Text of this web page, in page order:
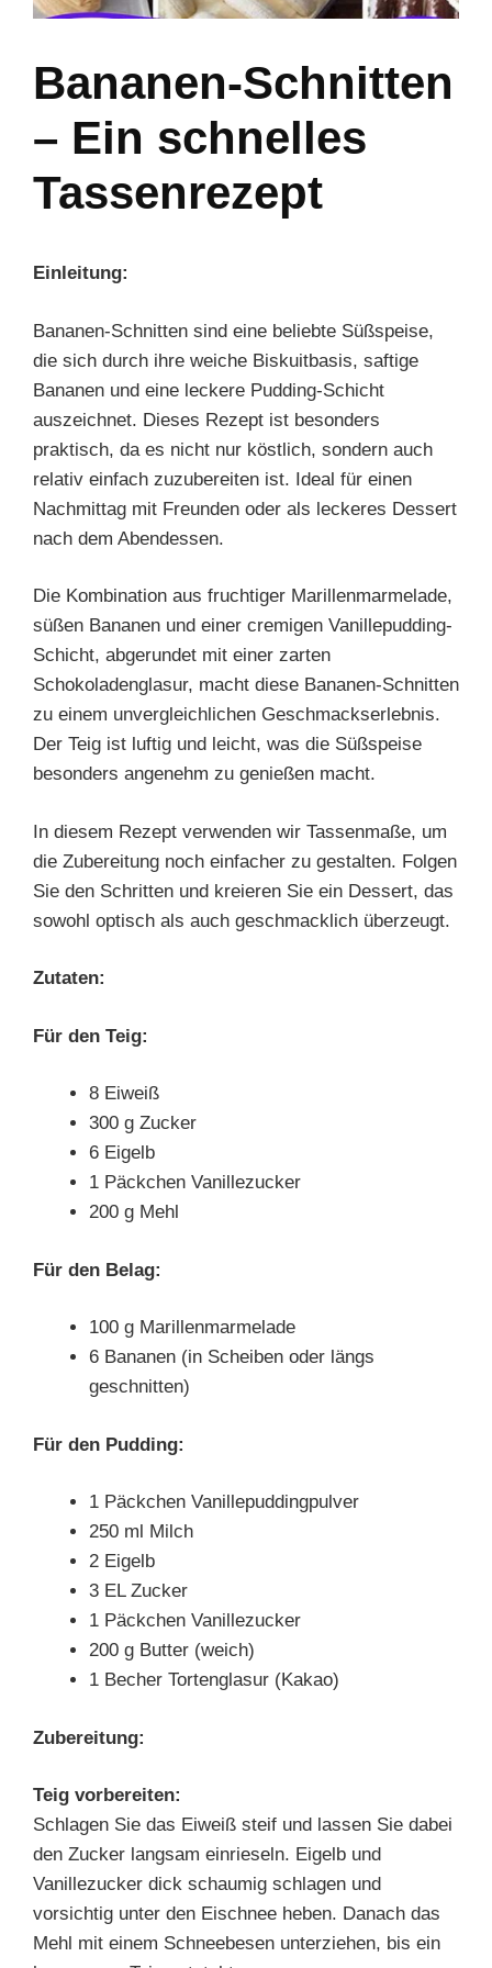
Bananen-Schnitten
– Ein schnelles
Tassenrezept
Einleitung:
Bananen-Schnitten sind eine beliebte Süßspeise,
die sich durch ihre weiche Biskuitbasis, saftige
Bananen und eine leckere Pudding-Schicht
auszeichnet. Dieses Rezept ist besonders
praktisch, da es nicht nur köstlich, sondern auch
relativ einfach zuzubereiten ist. Ideal für einen
Nachmittag mit Freunden oder als leckeres Dessert
nach dem Abendessen.
Die Kombination aus fruchtiger Marillenmarmelade,
süßen Bananen und einer cremigen Vanillepudding-
Schicht, abgerundet mit einer zarten
Schokoladenglasur, macht diese Bananen-Schnitten
zu einem unvergleichlichen Geschmackserlebnis.
Der Teig ist luftig und leicht, was die Süßspeise
besonders angenehm zu genießen macht.
In diesem Rezept verwenden wir Tassenmaße, um
die Zubereitung noch einfacher zu gestalten. Folgen
Sie den Schritten und kreieren Sie ein Dessert, das
sowohl optisch als auch geschmacklich überzeugt.
Zutaten:
Für den Teig:
8 Eiweiß
300 g Zucker
6 Eigelb
1 Päckchen Vanillezucker
200 g Mehl
Für den Belag:
100 g Marillenmarmelade
6 Bananen (in Scheiben oder längs
geschnitten)
Für den Pudding:
1 Päckchen Vanillepuddingpulver
250 ml Milch
2 Eigelb
3 EL Zucker
1 Päckchen Vanillezucker
200 g Butter (weich)
1 Becher Tortenglasur (Kakao)
Zubereitung:
Teig vorbereiten:
Schlagen Sie das Eiweiß steif und lassen Sie dabei
den Zucker langsam einrieseln. Eigelb und
Vanillezucker dick schaumig schlagen und
vorsichtig unter den Eischnee heben. Danach das
Mehl mit einem Schneebesen unterziehen, bis ein